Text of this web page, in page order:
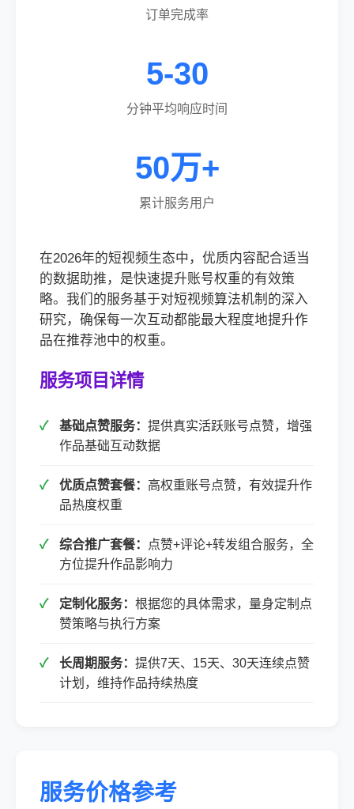
订单完成率
5-30
分钟平均响应时间
50万+
累计服务用户
在2026年的短视频生态中，优质内容配合适当
的数据助推，是快速提升账号权重的有效策
略。我们的服务基于对短视频算法机制的深入
研究，确保每一次互动都能最大程度地提升作
品在推荐池中的权重。
服务项目详情
基础点赞服务： 提供真实活跃账号点赞，增强
作品基础互动数据
优质点赞套餐： 高权重账号点赞，有效提升作
品热度权重
综合推广套餐：
点赞+评论+转发组合服务，全
方位提升作品影响力
定制化服务： 根据您的具体需求，量身定制点
赞策略与执行方案
长周期服务： 提供7天、15天、30天连续点赞
计划，维持作品持续热度
服务价格参考